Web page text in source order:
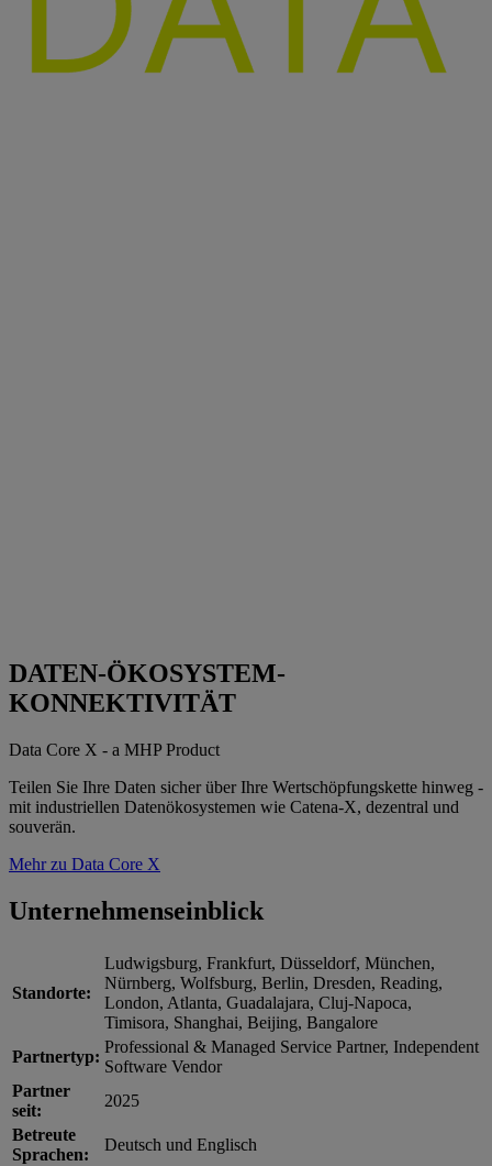
DATEN-ÖKOSYSTEM-
KONNEKTIVITÄT
Data Core X - a MHP Product
Teilen Sie Ihre Daten sicher über Ihre Wertschöpfungskette hinweg -
mit industriellen Datenökosystemen wie Catena-X, dezentral und
souverän.
Mehr zu Data Core X
Unternehmenseinblick
Standorte:
Ludwigsburg, Frankfurt, Düsseldorf, München,
Nürnberg, Wolfsburg, Berlin, Dresden, Reading,
London, Atlanta, Guadalajara, Cluj-Napoca,
Timisora, Shanghai, Beijing, Bangalore
Partnertyp:
Professional & Managed Service Partner, Independent
Software Vendor
Partner
seit:
2025
Betreute
Sprachen:
Deutsch und Englisch